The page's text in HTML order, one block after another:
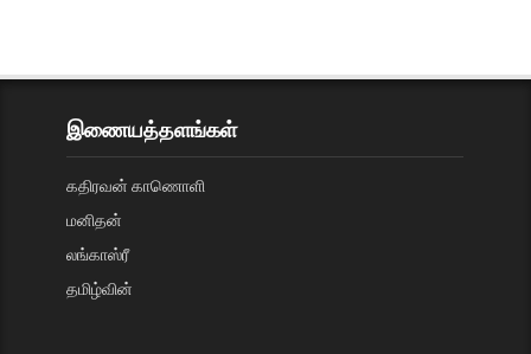
இணையத்தளங்கள்
கதிரவன் காணொளி
மனிதன்
லங்காஸ்ரீ
தமிழ்வின்